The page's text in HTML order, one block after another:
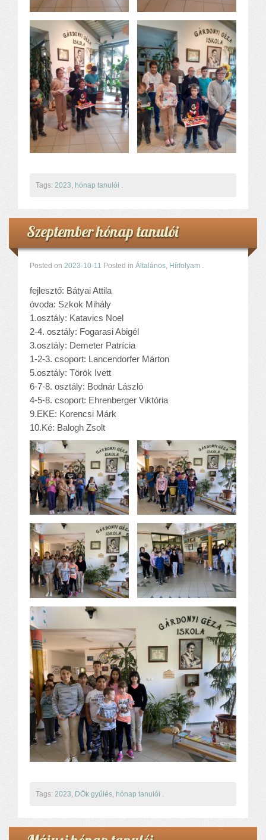
Tags: 2023, hónap tanulói .
Szeptember hónap tanulói
Posted on 2023-10-11 Posted in Általános, Hírfolyam .
fejlesztő: Bátyai Attila
óvoda: Szkok Mihály
1.osztály: Katavics Noel
2-4. osztály: Fogarasi Abigél
3.osztály: Demeter Patrícia
1-2-3. csoport: Lancendorfer Márton
5.osztály: Török Ivett
6-7-8. osztály: Bodnár László
4-5-8. csoport: Ehrenberger Viktória
9.EKE: Korencsi Márk
10.Ké: Balogh Zsolt
Tags: 2023 DÖk gyűlés hónap tanulói